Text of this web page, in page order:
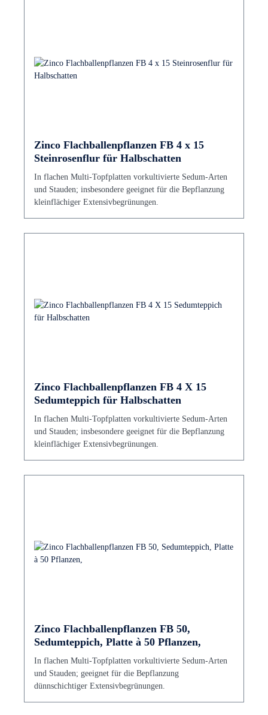
Zinco Flachballenpflanzen FB 4 x 15
Steinrosenflur für Halbschatten
In flachen Multi-Topfplatten vorkultivierte Sedum-Arten
und Stauden; insbesondere geeignet für die Bepflanzung
kleinflächiger Extensivbegrünungen.
Zinco Flachballenpflanzen FB 4 X 15
Sedumteppich für Halbschatten
In flachen Multi-Topfplatten vorkultivierte Sedum-Arten
und Stauden; insbesondere geeignet für die Bepflanzung
kleinflächiger Extensivbegrünungen.
Zinco Flachballenpflanzen FB 50,
Sedumteppich, Platte à 50 Pflanzen,
In flachen Multi-Topfplatten vorkultivierte Sedum-Arten
und Stauden; geeignet für die Bepflanzung
dünnschichtiger Extensivbegrünungen.